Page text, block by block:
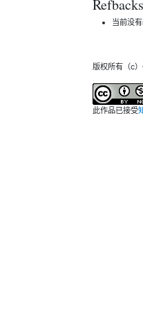
Refbacks
当前没
版权所有（c
此作品已接受